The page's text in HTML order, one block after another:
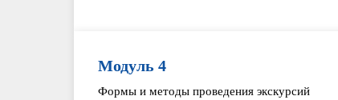
Модуль 4
Формы и методы проведения экскурсий